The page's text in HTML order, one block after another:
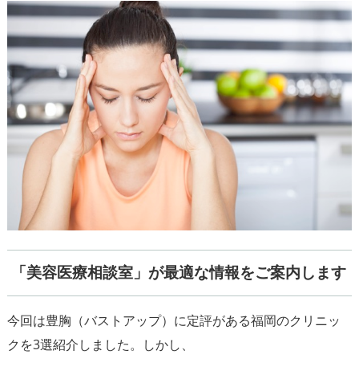
「美容医療相談室」が最適な情報をご案内します
今回は豊胸（バストアップ）に定評がある福岡のクリニッ
クを3選紹介しました。しかし、